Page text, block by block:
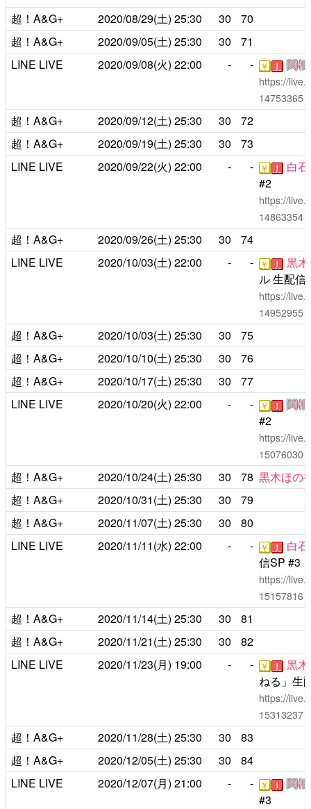
超！A&G+ 2020/08/29(土) 25:30 30
70
超！A&G+
2020/09/05(土) 25:30 30
71
LINE LIVE
2020/09/08(火) 22:00 - - ￥ ！ 関
https://
14753365
超！A&G+ 2020/09/12(土) 25:30 30
72
超！A&G+
2020/09/19(土) 25:30 30
73
LINE LIVE
2020/09/22(火) 22:00 - - ￥ ！
白
#2
https://
14863354
超！A&G+ 2020/09/26(土) 25:30 30
74
LINE LIVE
2020/10/03(土) 22:00 - - ￥ ！
黒
ル 生配信
https://
14952955
超！A&G+ 2020/10/03(土) 25:30 30
75
超！A&G+
2020/10/10(土) 25:30 30
76
超！A&G+
2020/10/17(土) 25:30 30
77
LINE LIVE
2020/10/20(火) 22:00 - - ￥ ！
関
#2
https://
15076030
超！A&G+ 2020/10/24(土) 25:30 30 78 黒木ほの
超！A&G+
2020/10/31(土) 25:30 30
79
超！A&G+
2020/11/07(土) 25:30 30
80
LINE LIVE
2020/11/11(水) 22:00 - - ￥ ！
白
信SP #3
https://
15157816
超！A&G+ 2020/11/14(土) 25:30 30
81
超！A&G+
2020/11/21(土) 25:30 30
82
LINE LIVE
2020/11/23(月) 19:00 - - ￥ ！
黒
ねる」生
https://
15313237
超！A&G+ 2020/11/28(土) 25:30 30
83
超！A&G+
2020/12/05(土) 25:30 30
84
LINE LIVE
2020/12/07(月) 21:00 - - ￥ ！
関
#3